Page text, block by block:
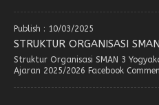
Publish : 10/03/2025
STRUKTUR ORGANISASI
Struktur Organisasi SMAN 3
Ajaran 2025/2026 Facebook